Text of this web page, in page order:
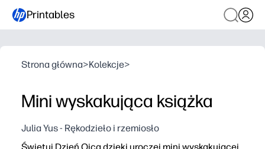
Printables
Strona główna>Kolekcje>
Mini wyskakująca książka
Julia Yus - Rękodzieło i rzemiosło